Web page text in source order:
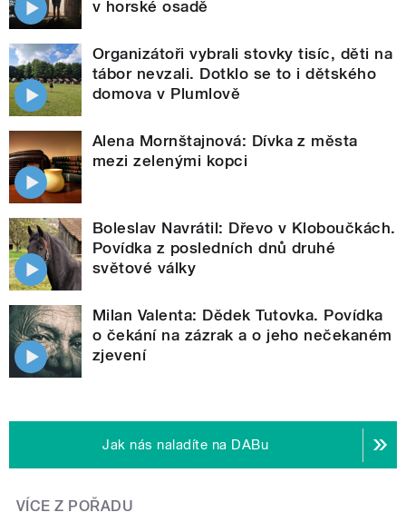
v horské osadě
Organizátoři vybrali stovky tisíc, děti na
tábor nevzali. Dotklo se to i dětského
domova v Plumlově
Alena Mornštajnová: Dívka z města
mezi zelenými kopci
Boleslav Navrátil: Dřevo v Kloboučkách.
Povídka z posledních dnů druhé
světové války
Milan Valenta: Dědek Tutovka. Povídka
o čekání na zázrak a o jeho nečekaném
zjevení
Jak nás naladíte na DABu
VÍCE Z POŘADU